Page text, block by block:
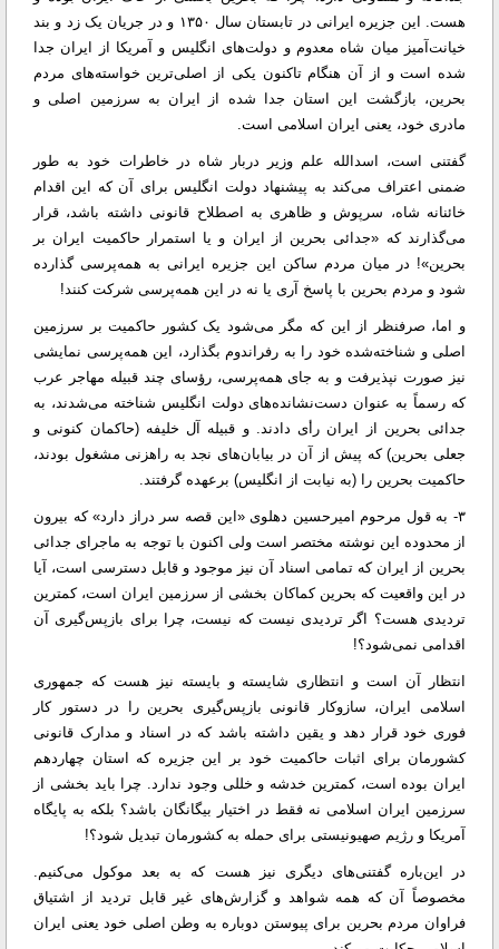
هست. این جزیره ایرانی در تابستان سال ۱۳۵۰ و در جریان یک زد و بند
خیانت‌آمیز میان شاه معدوم و دولت‌های انگلیس و آمریکا از ایران جدا
شده است و از آن هنگام تاکنون یکی از اصلی‌ترین خواسته‌های مردم
بحرین، بازگشت این استان جدا شده از ایران به سرزمین اصلی و
مادری خود، یعنی ایران اسلامی است.
گفتنی است، اسدالله علم وزیر دربار شاه در خاطرات خود به طور
ضمنی اعتراف می‌کند به پیشنهاد دولت انگلیس برای آن که این اقدام
خائنانه شاه، سرپوش و ظاهری به اصطلاح قانونی داشته باشد، قرار
می‌گذارند که «جدائی بحرین از ایران و یا استمرار حاکمیت ایران بر
بحرین»! در میان مردم ساکن این جزیره ایرانی به همه‌پرسی گذارده
شود و مردم بحرین با پاسخ آری یا نه در این همه‌پرسی شرکت کنند!
و اما، صرفنظر از این که مگر می‌شود یک کشور حاکمیت بر سرزمین
اصلی و شناخته‌شده خود را به رفراندوم بگذارد، این همه‌پرسی نمایشی
نیز صورت نپذیرفت و به جای همه‌پرسی، رؤسای چند قبیله مهاجر عرب
که رسماً به عنوان دست‌نشانده‌های دولت انگلیس شناخته می‌شدند، به
جدائی بحرین از ایران رأی دادند. و قبیله آل خلیفه (حاکمان کنونی و
جعلی بحرین) که پیش از آن در بیابان‌های نجد به راهزنی مشغول بودند،
حاکمیت بحرین را (به نیابت از انگلیس) برعهده گرفتند.
۳- به قول مرحوم امیرحسین دهلوی «این قصه سر دراز دارد» که بیرون
از محدوده این نوشته مختصر است ولی اکنون با توجه به ماجرای جدائی
بحرین از ایران که تمامی اسناد آن نیز موجود و قابل دسترسی است، آیا
در این واقعیت که بحرین کماکان بخشی از سرزمین ایران است، کمترین
تردیدی هست؟ اگر تردیدی نیست که نیست، چرا برای بازپس‌گیری آن
اقدامی نمی‌شود؟!
انتظار آن است و انتظاری شایسته و بایسته نیز هست که جمهوری
اسلامی ایران، سازوکار قانونی بازپس‌گیری بحرین را در دستور کار
فوری خود قرار دهد و یقین داشته باشد که در اسناد و مدارک قانونی
کشورمان برای اثبات حاکمیت خود بر این جزیره که استان چهاردهم
ایران بوده است، کمترین خدشه و خللی وجود ندارد. چرا باید بخشی از
سرزمین ایران اسلامی نه فقط در اختیار بیگانگان باشد؟ بلکه به پایگاه
آمریکا و رژیم صهیونیستی برای حمله به کشورمان تبدیل شود؟!
در این‌باره گفتنی‌های دیگری نیز هست که به بعد موکول می‌کنیم.
مخصوصاً آن که همه شواهد و گزارش‌های غیر قابل تردید از اشتیاق
فراوان مردم بحرین برای پیوستن دوباره به وطن اصلی خود یعنی ایران